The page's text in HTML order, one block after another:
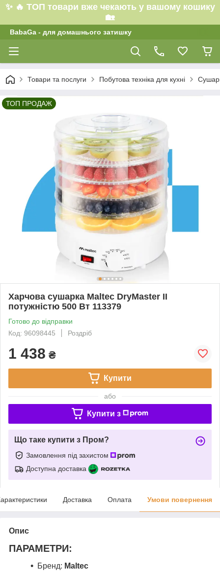
✨ 🔥 ТОП товари вже чекають у вашому кошику
🏡
BabaGa - для домашнього затишку
Товари та послуги Побутова техніка для кухні
ТОП ПРОДАЖ
Харчова сушарка Maltec DryMaster II
потужністю 500 Вт 113379
Готово до відправки
Код: 96098445
Роздріб
1 438 ₴
Купити
або
Купити з
Що таке купити з Пром?
Замовлення під захистом
Доступна доставка
Доставка Оплата Умови повернення
Опис
ПАРАМЕТРИ:
Бренд: Maltec